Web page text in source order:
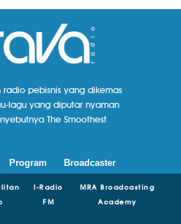
pebisnis yang dikemas
lagu yang diputar nyaman
The Smoothest
Program Broadcaster
I-Radio
FM
MRA Broadcasting
Academy